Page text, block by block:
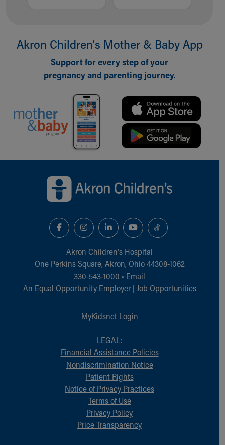
Akron Children‘s Mother & Baby App
Support for every step of your
pregnancy and parenting journey.
Akron Children‘s Hospital
One Perkins Square, Akron, Ohio 44308-1062
330-543-1000 • Email
An Equal Opportunity Employer | Job Opportunities
MyKidsnet Login
LEGAL:
Financial Assistance Policies
Nondiscrimination Notice
Patient Rights
Notice of Privacy Practices
Terms of Use
Privacy Policy
Price Transparency